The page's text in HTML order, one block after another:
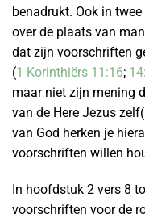
benadrukt. Ook in
over de plaats van
dat zijn voorschriften
(1 Korinthiërs 11:16;
maar niet zijn mening
van de Here Jezus zelf(
van God herken je
voorschriften willen
In hoofdstuk 2 vers 8
voorschriften voor de